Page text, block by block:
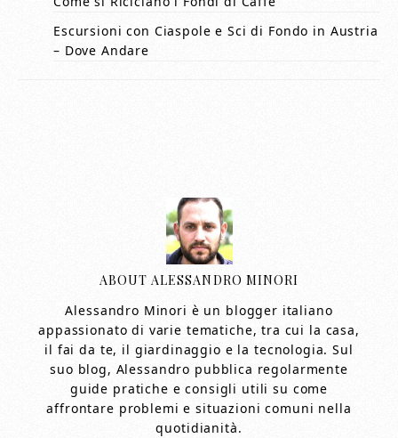
Escursioni con Ciaspole e Sci di Fondo in Austria
– Dove Andare
ABOUT ALESSANDRO MINORI
Alessandro Minori è un blogger italiano
appassionato di varie tematiche, tra cui la casa,
il fai da te, il giardinaggio e la tecnologia. Sul
suo blog, Alessandro pubblica regolarmente
guide pratiche e consigli utili su come
affrontare problemi e situazioni comuni nella
quotidianità.